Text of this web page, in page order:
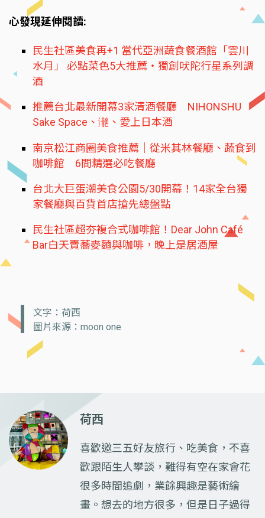
心發現延伸閱讀:
民生社區美食再+1 當代亞洲蔬食餐酒館「雲川
水月」 必點菜色5大推薦‧獨創吠陀行星系列調
酒
推薦台北最新開幕3家清酒餐廳 NIHONSHU
Sake Space、濪、愛上日本酒
南京松江商圈美食推薦｜從米其林餐廳、蔬食到
咖啡館 6間精選必吃餐廳
台北大巨蛋潮美食公園5/30開幕！14家全台獨
家餐廳與百貨首店搶先總盤點
民生社區超夯複合式咖啡館！Dear John Café
Bar白天賣蕎麥麵與咖啡，晚上是居酒屋
文字：荷西
圖片來源：moon one
荷西
喜歡邀三五好友旅行、吃美食，不喜
歡跟陌生人攀談，難得有空在家會花
很多時間追劇，業餘興趣是藝術繪
畫。想去的地方很多，但是日子過得